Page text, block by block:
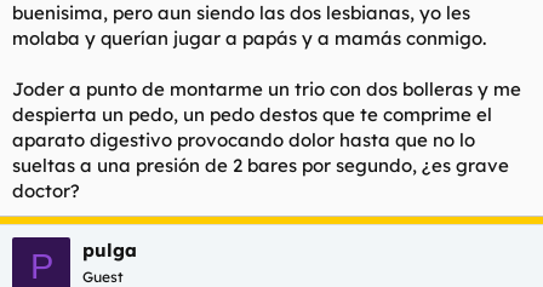
buenisima, pero aun siendo las dos lesbianas, yo les
molaba y querían jugar a papás y a mamás conmigo.
Joder a punto de montarme un trio con dos bolleras y me
despierta un pedo, un pedo destos que te comprime el
aparato digestivo provocando dolor hasta que no lo
sueltas a una presión de 2 bares por segundo, ¿es grave
doctor?
P pulga
Guest